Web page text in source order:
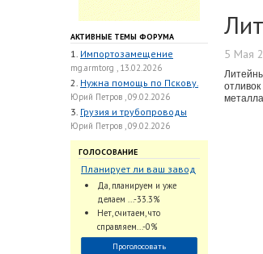
АКТИВНЫЕ ТЕМЫ ФОРУМА
1. Импортозамещение
mg.armtorg , 13.02.2026
2. Нужна помощь по Пскову.
Юрий Петров , 09.02.2026
3. Грузия и трубопроводы
Юрий Петров , 09.02.2026
ГОЛОСОВАНИЕ
Планирует ли ваш завод
использовать
промышленный
интеллект и цифровые
заказы для ускорения
обработки заказов и
оперативной отгрузки
Да, планируем и уже
делаем ...-33.3%
Нет, считаем, что
справляем...-0%
Проголосовать
5 Мая